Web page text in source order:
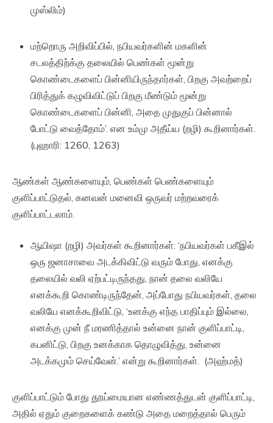
முஸ்லிம்)
மற்றொரு அறிவிப்பில், நபியவர்களின் மகளின்
சடலத்திற்க்கு தலையில் பெண்கள் மூன்று
கொண்டைகளைப் பின்னியிருந்தார்கள், பிறகு அவற்றைப்
பிரித்துக் கழுவிவிட்டுப் பிறகு மீண்டும் மூன்று
கொண்டைகளைப் பின்னி, அதை முதுகுப் பின்னால்
போட்டு வைத்தோம்’. என உம்மு அதீய்ய (றழி) கூறினார்கள்.
(புஹாரி: 1260, 1263)
ஆண்கள் ஆண்களையும், பெண்கள் பெண்களையும்
குளிப்பாட்டுதல், கனவன் மனைவி ஒருவர் மற்றவரைக்
குளிப்பாட்டலாம்.
ஆயிஷா (றழி) அவர்கள் கூறினார்கள்: ‘நபியவர்கள் பகீஇல்
ஒரு ஜனாசாவை அடக்கிவிட்டு வரும் போது, எனக்கு
தலையில் வலி ஏற்பட்டிருந்தது, நான் தலை வலியே
எனக்கூறி கொண்டிருந்தேன், அப்போது நபியவர்கள், தலை
வலியே எனக்கூறிவிட்டு, ‘உனக்கு எந்த பாதிப்பும் இல்லை,
எனக்கு முன் நீ மரணித்தால் உன்னை நான் குளிப்பாட்டி,
கபனிட்டு, பிறகு உனக்காக தொழுவித்து, உன்னை
அடக்கமும் செய்வேன்.’ என்று கூறினார்கள். (அஹ்மத்)
குளிப்பாட்டும் போது தூய்மையான எண்ணத்துடன் குளிப்பாட்டி,
அதில் ஏதும் குறைகளைக் கண்டு அதை மறைத்தால் பெரும்